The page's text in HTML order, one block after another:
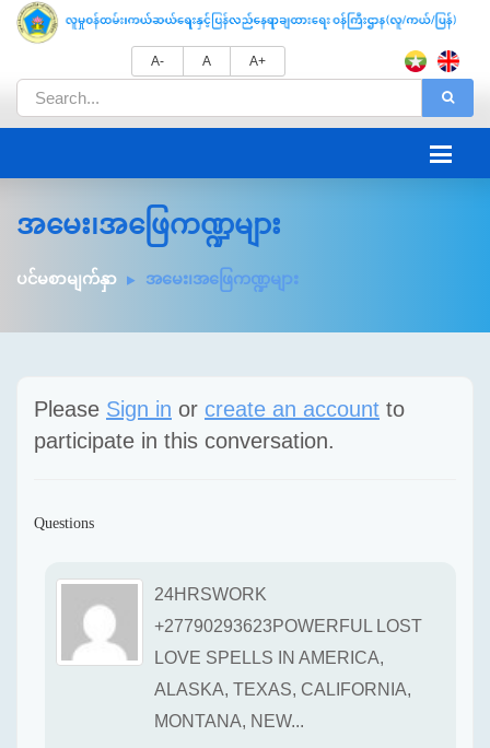
A- A A+
အမေး၊အဖြေကဏ္ဍများ
ပင်မစာမျက်နှာ အမေး၊အဖြေကဏ္ဍများ
Please Sign in or create an account to
participate in this conversation.
Questions
24HRSWORK
+27790293623POWERFUL LOST
LOVE SPELLS IN AMERICA,
ALASKA, TEXAS, CALIFORNIA,
MONTANA, NEW...